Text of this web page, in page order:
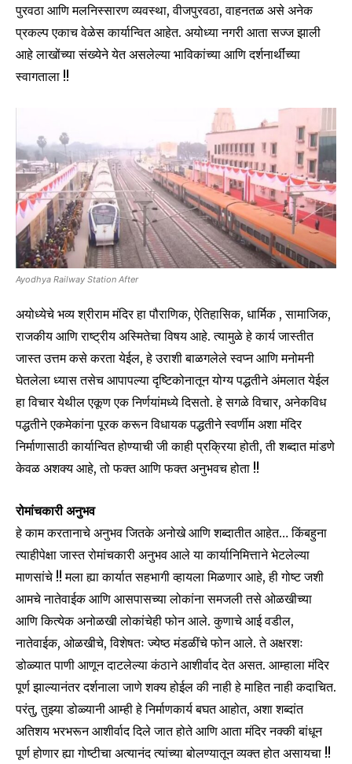
Join our community of
SUBSCRIBERS and be part of the
conversation.
To subscribe, simply enter your email address on our website
your privacy and won't spam your inbox. Your information is
safe with us.
SUBSCRIBE
I've read and accept thePrivacy Policy.
6,300
Fans
32,111
Followers
75
Followers
पुरवठा आणि मलनिस्सारण व्यवस्था, वीजपुरवठा, वाहनतळ असे अनेक
प्रकल्प एकाच वेळेस कार्यान्वित आहेत. अयोध्या नगरी आता सज्ज झाली
आहे लाखोंच्या संख्येने येत असलेल्या भाविकांच्या आणि दर्शनार्थींच्या
स्वागताला !!
Ayodhya Railway Station After
अयोध्येचे भव्य श्रीराम मंदिर हा पौराणिक, ऐतिहासिक, धार्मिक , सामाजिक,
राजकीय आणि राष्ट्रीय अस्मितेचा विषय आहे. त्यामुळे हे कार्य जास्तीत
जास्त उत्तम कसे करता येईल, हे उराशी बाळगलेले स्वप्न आणि मनोमनी
घेतलेला ध्यास तसेच आपापल्या दृष्टिकोनातून योग्य पद्धतीने अंमलात येईल
हा विचार येथील एकूण एक निर्णयांमध्ये दिसतो. हे सगळे विचार, अनेकविध
पद्धतीने एकमेकांना पूरक करून विधायक पद्धतीने स्वर्णीम अशा मंदिर
निर्माणासाठी कार्यान्वित होण्याची जी काही प्रक्रिया होती, ती शब्दात मांडणे
केवळ अशक्य आहे, तो फक्त आणि फक्त अनुभवच होता !!
रोमांचकारी अनुभव
हे काम करतानाचे अनुभव जितके अनोखे आणि शब्दातीत आहेत… किंबहुना
त्याहीपेक्षा जास्त रोमांचकारी अनुभव आले या कार्यानिमित्ताने भेटलेल्या
माणसांचे !! मला ह्या कार्यात सहभागी व्हायला मिळणार आहे, ही गोष्ट जशी
आमचे नातेवाईक आणि आसपासच्या लोकांना समजली तसे ओळखीच्या
आणि कित्येक अनोळखी लोकांचेही फोन आले. कुणाचे आई वडील,
नातेवाईक, ओळखीचे, विशेषतः ज्येष्ठ मंडळींचे फोन आले. ते अक्षरशः
डोळ्यात पाणी आणून दाटलेल्या कंठाने आशीर्वाद देत असत. आम्हाला मंदिर
पूर्ण झाल्यानंतर दर्शनाला जाणे शक्य होईल की नाही हे माहित नाही कदाचित.
परंतु, तुझ्या डोळ्यानी आम्ही हे निर्माणकार्य बघत आहोत, अशा शब्दांत
अतिशय भरभरून आशीर्वाद दिले जात होते आणि आता मंदिर नक्की बांधून
पूर्ण होणार ह्या गोष्टीचा अत्यानंद त्यांच्या बोलण्यातून व्यक्त होत असायचा !!